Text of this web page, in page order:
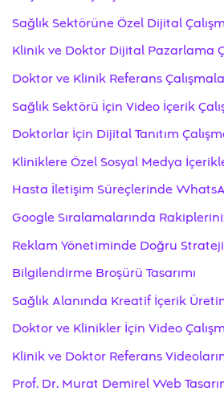
Sağlık Sektörüne Özel Dijital
Klinik ve Doktor Dijital Pazarlama
Doktor ve Klinik Referans
Sağlık Sektörü İçin Video İçerik
Doktorlar İçin Dijital Tanıtım
Kliniklere Özel Sosyal Medya
Hasta İletişim Süreçlerinde
Google Sıralamalarında
Reklam Yönetiminde Doğru Strateji
Bilgilendirme Broşürü Tasarımı
Sağlık Alanında Kreatif İçerik
Doktor ve Klinikler İçin Video
Klinik ve Doktor Referans
Prof. Dr. Murat Demirel Web